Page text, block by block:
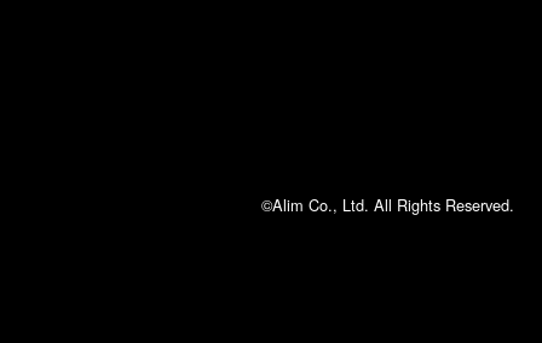
©Alim Co., Ltd. All Rights Reserved.